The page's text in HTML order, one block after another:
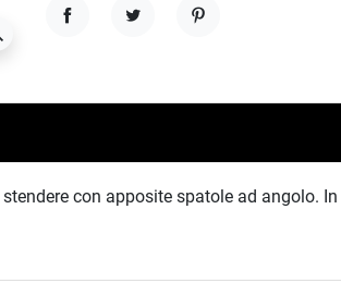
con apposite spatole ad angolo.